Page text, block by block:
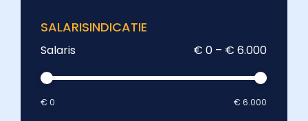
SALARISINDICATIE
Salaris € 0 – € 6.000
€ 0 € 6.000